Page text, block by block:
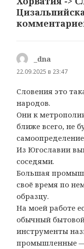
_dna
22.09.2025 в 23:47
Словения это
народов.
Они к
ближе всего, не
Из Югославии
соседями.
Большая
своё время по
образцу.
На моей работе
обычный
инструменты
промышленные —